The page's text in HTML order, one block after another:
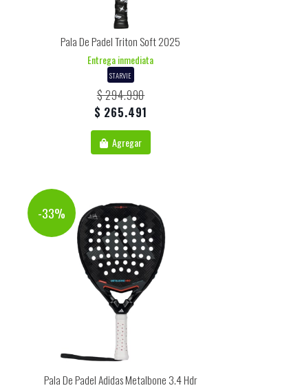
Pala De Padel Triton Soft 2025
Entrega inmediata
STARVIE
$ 294.990
$ 265.491
Agregar
-33%
Pala De Padel Adidas Metalbone 3.4 Hdr